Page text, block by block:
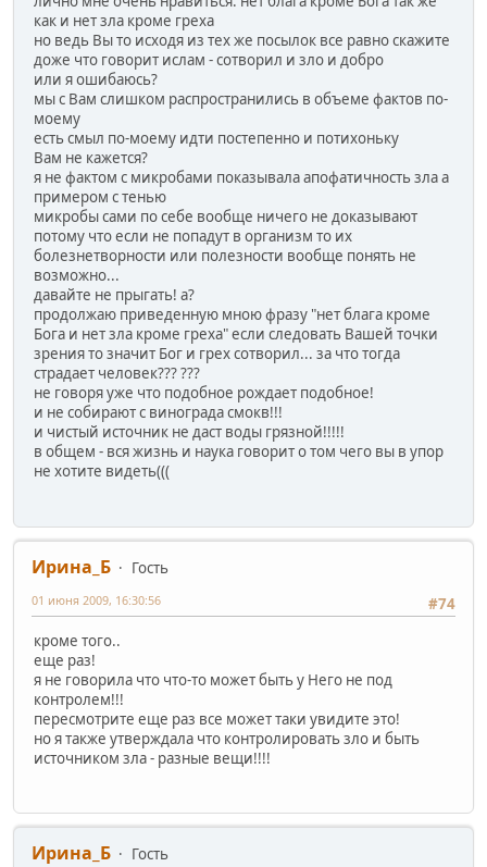
как и нет зла кроме греха
но ведь Вы то исходя из тех же посылок все равно скажите
доже что говорит ислам - сотворил и зло и добро
или я ошибаюсь?
мы с Вам слишком распространились в объеме фактов по-
моему
есть смыл по-моему идти постепенно и потихоньку
Вам не кажется?
я не фактом с микробами показывала апофатичность зла а
примером с тенью
микробы сами по себе вообще ничего не доказывают
потому что если не попадут в организм то их
болезнетворности или полезности вообще понять не
возможно...
давайте не прыгать! а?
продолжаю приведенную мною фразу "нет блага кроме
Бога и нет зла кроме греха" если следовать Вашей точки
зрения то значит Бог и грех сотворил... за что тогда
страдает человек??? ???
не говоря уже что подобное рождает подобное!
и не собирают с винограда смокв!!!
и чистый источник не даст воды грязной!!!!!
в общем - вся жизнь и наука говорит о том чего вы в упор
не хотите видеть(((
Ирина_Б
Гость
#74
01 июня 2009, 16:30:56
кроме того..
еще раз!
я не говорила что что-то может быть у Него не под
контролем!!!
пересмотрите еще раз все может таки увидите это!
но я также утверждала что контролировать зло и быть
источником зла - разные вещи!!!!
Ирина_Б
Гость